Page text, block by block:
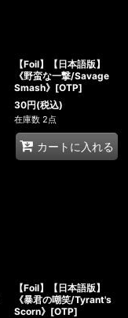
【Foil】【日本語版】
《野蛮な一撃/Savage
Smash》[OTP]
30円(税込)
在庫数 2点
カートに入れる
【Foil】【日本語版】
《暴君の嘲笑/Tyrant's
Scorn》[OTP]